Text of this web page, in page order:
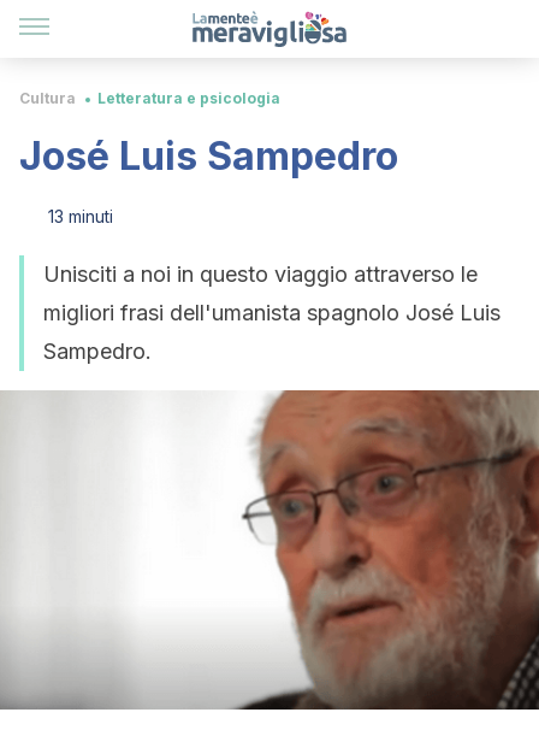
Cultura Letteratura e psicologia
José Luis Sampedro
13 minuti
Unisciti a noi in questo viaggio attraverso le
migliori frasi dell'umanista spagnolo José Luis
Sampedro.